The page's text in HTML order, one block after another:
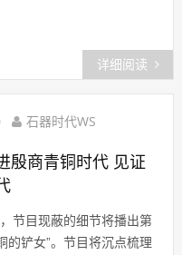
详细阅读
石器时代WS
殷商青铜时代 见证
节目现蔽的细节将播出第
的铲女”。节目将沉点梳理